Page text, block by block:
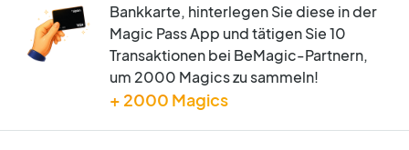
Bankkarte, hinterlegen Sie diese in der
Magic Pass App und tätigen Sie 10
Transaktionen bei BeMagic-Partnern,
um 2000 Magics zu sammeln!
+ 2000 Magics